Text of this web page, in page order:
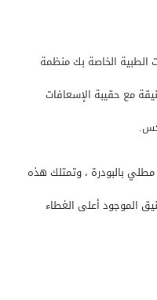
الطبية الخاصة بك منظمة
مع حقيبة الإسعافات
بالبودرة ، وتمتلك هذه
الموجود أعلى الغطاء